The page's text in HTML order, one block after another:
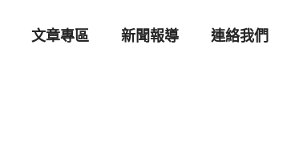
文章專區 新聞報導 連絡我們